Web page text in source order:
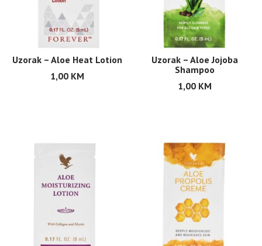
Uzorak – Aloe Heat Lotion
1,00 KM
Uzorak – Aloe Jojoba
Shampoo
1,00 KM